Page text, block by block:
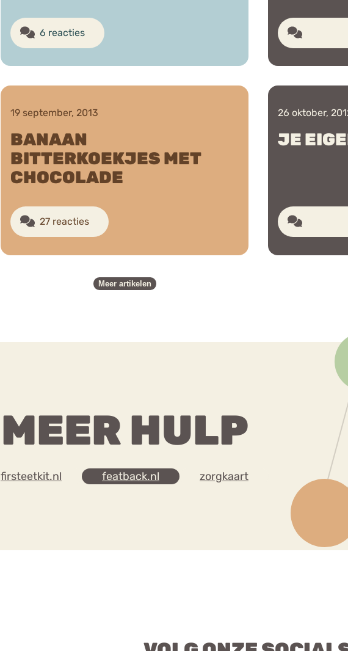
6 reacties
19 september, 2013
BANAAN
BITTERKOEKJES MET
CHOCOLADE
27 reacties
26 oktober,
JE
Meer artikelen
MEER HULP
firsteetkit.nl featback.nl zorgkaart